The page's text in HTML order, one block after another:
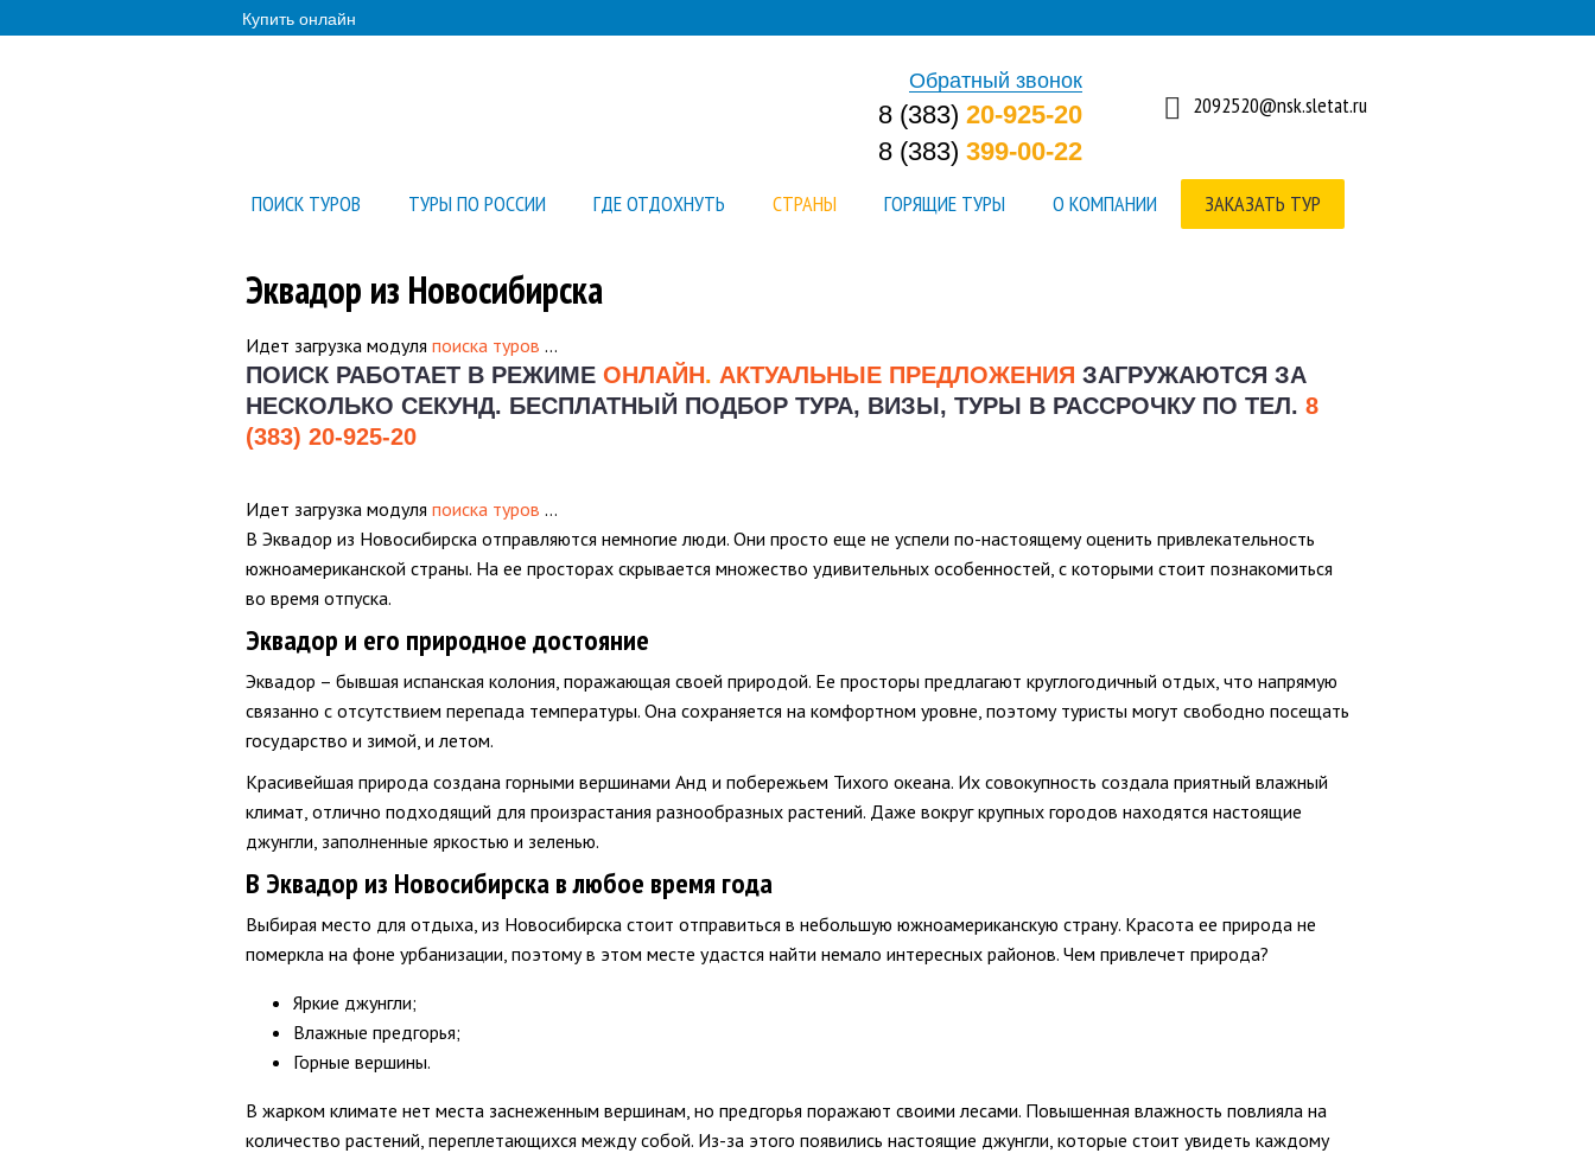
Купить онлайн
Обратный звонок
8 (383) 20-925-20
8 (383) 399-00-22
2092520@nsk.sletat.ru
ПОИСК ТУРОВ ТУРЫ ПО РОССИИ ГДЕ ОТДОХНУТЬ СТРАНЫ ГОРЯЩИЕ ТУРЫ О КОМПАНИИ ЗАКАЗАТЬ ТУР
Эквадор из Новосибирска
Идет загрузка модуля поиска туров …
ПОИСК РАБОТАЕТ В РЕЖИМЕ ОНЛАЙН. АКТУАЛЬНЫЕ ПРЕДЛОЖЕНИЯ ЗАГРУЖАЮТСЯ ЗА
НЕСКОЛЬКО СЕКУНД. БЕСПЛАТНЫЙ ПОДБОР ТУРА, ВИЗЫ, ТУРЫ В РАССРОЧКУ ПО ТЕЛ. 8
(383) 20-925-20
Идет загрузка модуля поиска туров …
В Эквадор из Новосибирска отправляются немногие люди. Они просто еще не успели по-настоящему оценить привлекательность
южноамериканской страны. На ее просторах скрывается множество удивительных особенностей, с которыми стоит познакомиться
во время отпуска.
Эквадор и его природное достояние
Эквадор – бывшая испанская колония, поражающая своей природой. Ее просторы предлагают круглогодичный отдых, что напрямую
связанно с отсутствием перепада температуры. Она сохраняется на комфортном уровне, поэтому туристы могут свободно посещать
государство и зимой, и летом.
Красивейшая природа создана горными вершинами Анд и побережьем Тихого океана. Их совокупность создала приятный влажный
климат, отлично подходящий для произрастания разнообразных растений. Даже вокруг крупных городов находятся настоящие
джунгли, заполненные яркостью и зеленью.
В Эквадор из Новосибирска в любое время года
Выбирая место для отдыха, из Новосибирска стоит отправиться в небольшую южноамериканскую страну. Красота ее природа не
померкла на фоне урбанизации, поэтому в этом месте удастся найти немало интересных районов. Чем привлечет природа?
Яркие джунгли;
Влажные предгорья;
Горные вершины.
В жарком климате нет места заснеженным вершинам, но предгорья поражают своими лесами. Повышенная влажность повлияла на
количество растений, переплетающихся между собой. Из-за этого появились настоящие джунгли, которые стоит увидеть каждому